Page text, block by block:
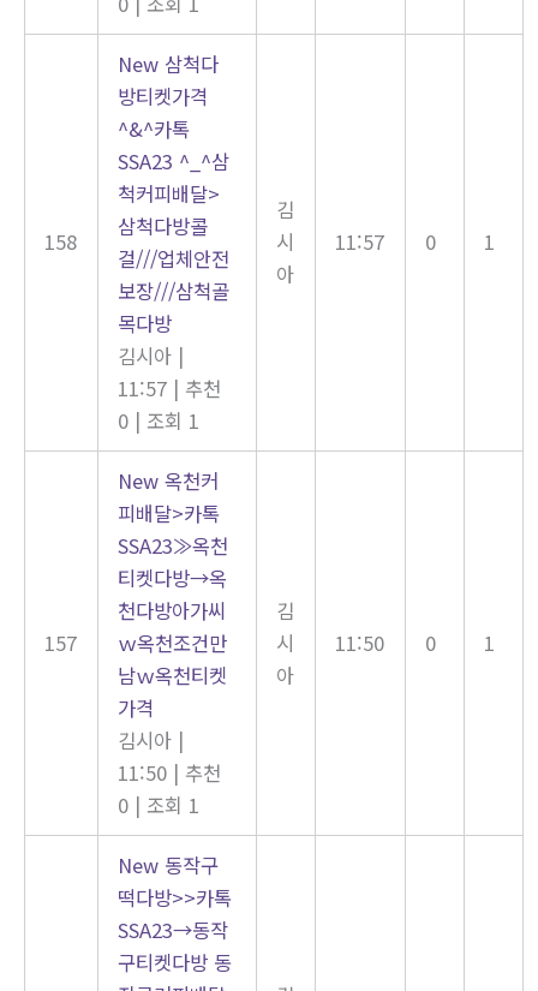
158
New 삼척다
방티켓가격
^&^카톡
SSA23 ^_^삼
척커피배달>
삼척다방콜
걸///업체안전
보장///삼척골
목다방
김시아 |
11:57 | 추천
0 | 조회 1
김
시
아
11:57 0 1
157
New 옥천커
피배달>카톡
SSA23≫옥천
티켓다방→옥
천다방아가씨
ｗ옥천조건만
남ｗ옥천티켓
가격
김시아 |
11:50 | 추천
0 | 조회 1
김
시
아
11:50 0 1
New 동작구
떡다방>>카톡
SSA23→동작
구티켓다방 동